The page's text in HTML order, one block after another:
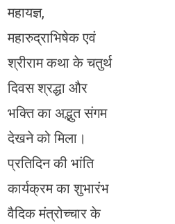
महायज्ञ,
महारुद्राभिषेक एवं
श्रीराम कथा के चतुर्थ
दिवस श्रद्धा और
भक्ति का अद्भुत संगम
देखने को मिला।
प्रतिदिन की भांति
कार्यक्रम का शुभारंभ
वैदिक मंत्रोच्चार के